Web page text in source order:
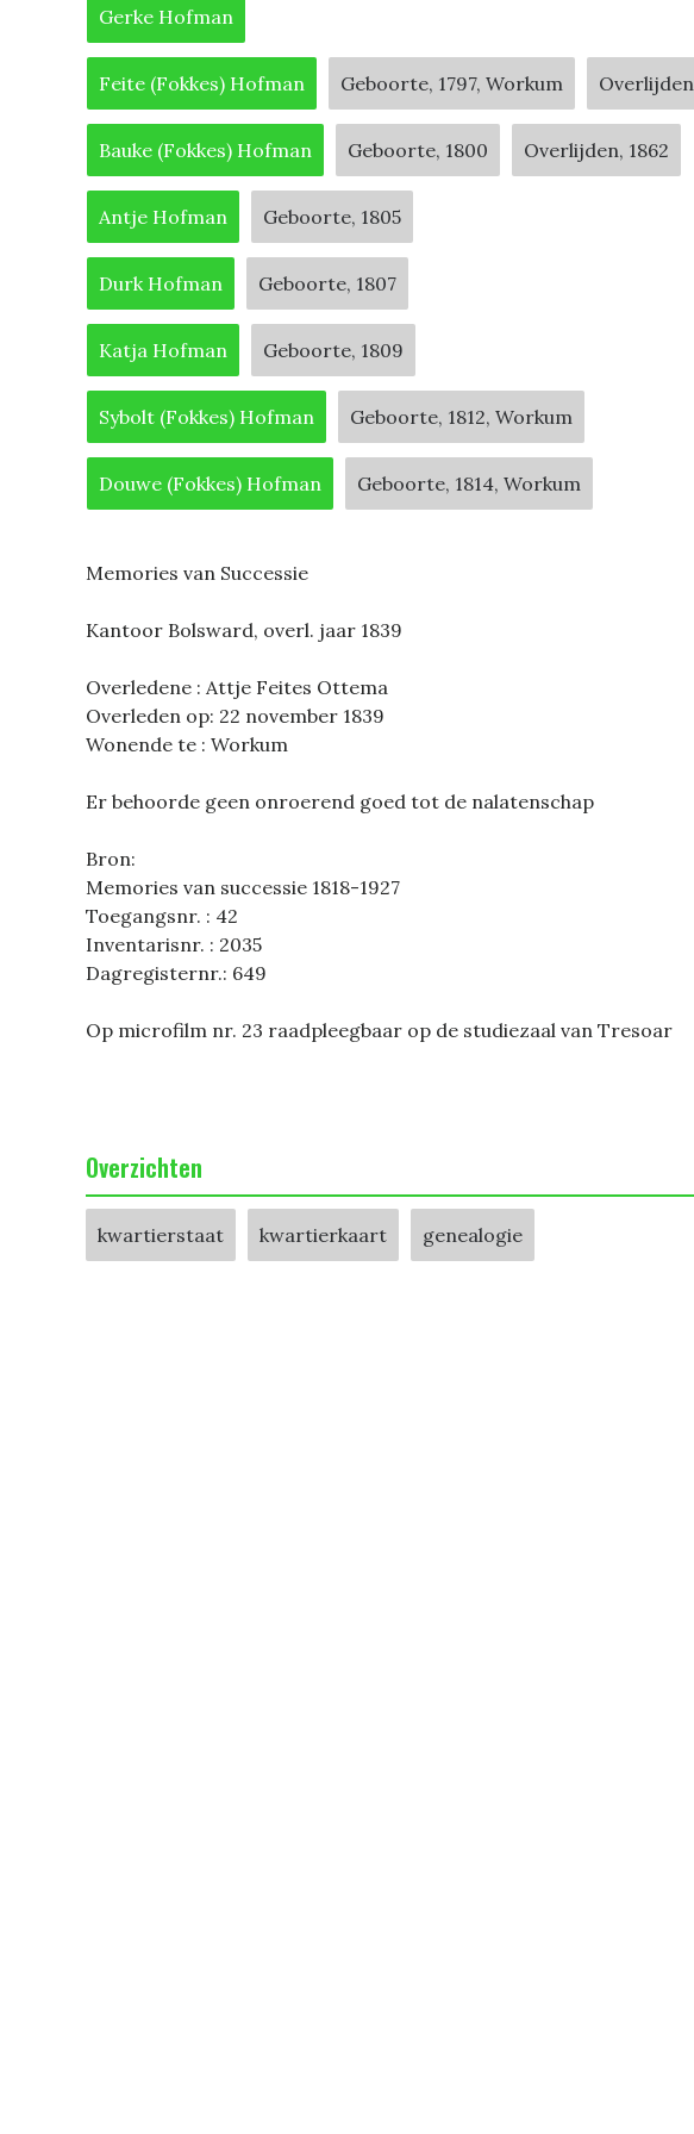
Gerke Hofman
Feite (Fokkes) Hofman Geboorte, 1797, Workum
Bauke (Fokkes) Hofman Geboorte, 1800 Overlijden, 1862
Antje Hofman Geboorte, 1805
Durk Hofman Geboorte, 1807
Katja Hofman Geboorte, 1809
Sybolt (Fokkes) Hofman Geboorte, 1812, Workum
Douwe (Fokkes) Hofman Geboorte, 1814, Workum
Memories van Successie
Kantoor Bolsward, overl. jaar 1839
Overledene : Attje Feites Ottema
Overleden op: 22 november 1839
Wonende te : Workum
Er behoorde geen onroerend goed tot de nalatenschap
Bron:
Memories van successie 1818-1927
Toegangsnr. : 42
Inventarisnr. : 2035
Dagregisternr.: 649
Op microfilm nr. 23 raadpleegbaar op de studiezaal van Tresoar
Overzichten
kwartierstaat kwartierkaart genealogie